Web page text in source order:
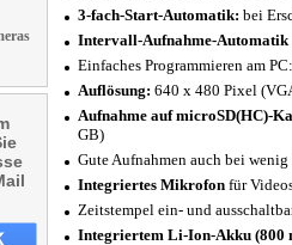
3-fach-Start-Automatik: bei
Intervall-Aufnahme-Automatik
Einfaches Programmieren am
Auflösung: 640 x 480 Pixel
Aufnahme auf microSD(HC)-
GB)
Gute Aufnahmen auch bei
Integriertes Mikrofon für
Zeitstempel ein- und
Integriertem Li-Ion-Akku (800